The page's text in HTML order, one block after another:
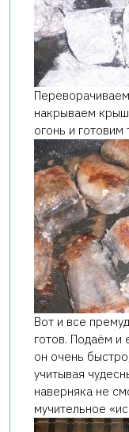
накрываем
огонь и
Вот и все
готов. Подаём и
он очень
учитывая
наверняка не
мучительное